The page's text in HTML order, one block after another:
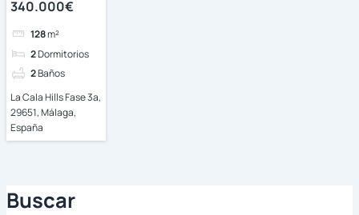
340.000€
128m²
2Dormitorios
2Baños
La Cala Hills Fase 3a,
29651, Málaga,
España
Buscar